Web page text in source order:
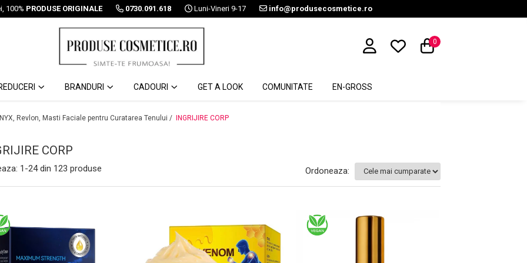
100% PRODUSE ORIGINALE 0730.091.618 Luni-Vineri 9-17 info@produsecosmetice.ro
0
BRANDURI CADOURI GET A LOOK COMUNITATE EN-GROSS
Revlon, Masti Faciale pentru Curatarea Tenului / INGRIJIRE CORP
CORP
1-24din 123 produse Ordoneaza: